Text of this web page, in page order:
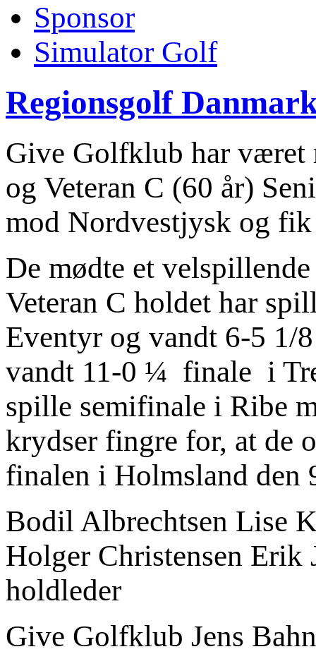
Sponsor
Simulator Golf
Regionsgolf
Give Golfklub har været
og Veteran C (60 år)
mod Nordvestjysk og fik
De mødte et
Veteran C holdet har
Eventyr og vandt 6-5
vandt 11-0 ¼ finale i
spille semifinale i Ribe
krydser fingre for, at de
finalen i Holmsland den
Bodil Albrechtsen Lise
Holger Christensen Erik
holdleder
Give Golfklub Jens